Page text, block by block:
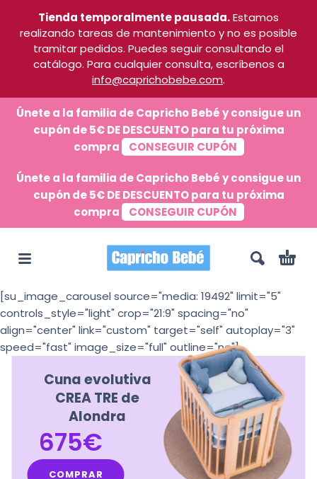
Tienda temporalmente pausada.Estamos
realizando tareas de mantenimiento y no es posible
tramitar pedidos. Puedes seguir consultando el
catálogo. Para cualquier consulta, escríbenos a
info@caprichobebe.com.
Únete a la familia de Capricho Bebé y consigue un
cupón de 5€ DE DESCUENTO para tu próxima
compra
CONSEGUIR CUPÓN
Únete a la familia de Capricho Bebé y consigue un
cupón de 5€ DE DESCUENTO para tu próxima
compra
CONSEGUIR CUPÓN
[su_image_carousel source="media: 19492" limit="5"
controls_style="light" crop="21:9" spacing="no"
align="center" link="custom" target="self" autoplay="3"
speed="fast" image_size="full" outline="no"]
Cuna evolutiva
CREA TRE de
Alondra
675€
COMPRAR